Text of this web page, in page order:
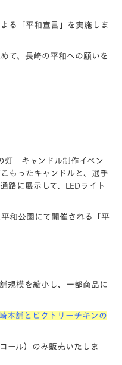
る「平和宣言」を実施しま
て、長崎の平和への願いを
灯 キャンドル制作イベン
もったキャンドルと、選手
路に展示して、LEDライト
和公園にて開催される「平
規模を縮小し、一部商品に
本舗とビクトリーチキンの
ール）のみ販売いたしま